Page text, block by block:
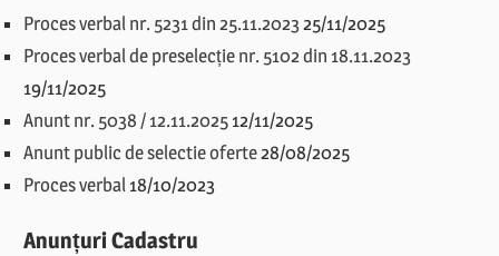
Proces verbal nr. 5231 din 25.11.2023 25/11/2025
Proces verbal de preselecție nr. 5102 din 18.11.2023
19/11/2025
Anunt nr. 5038 / 12.11.2025 12/11/2025
Anunt public de selectie oferte28/08/2025
Proces verbal 18/10/2023
Anunțuri Cadastru